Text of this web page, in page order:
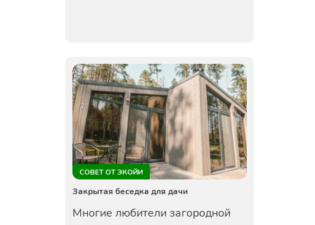
СОВЕТ ОТ ЭКОЙИ
Закрытая беседка для дачи
Многие любители загородной